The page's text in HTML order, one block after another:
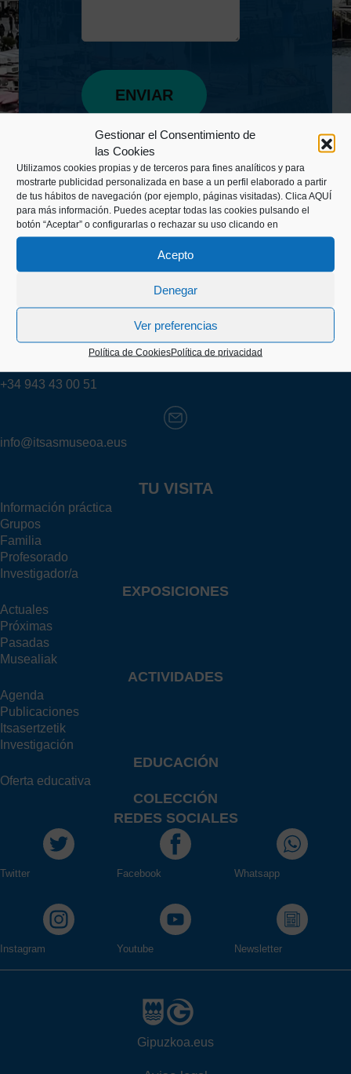
Gestionar el Consentimiento de
las Cookies
Utilizamos cookies propias y de terceros para fines analíticos y para
mostrarte publicidad personalizada en base a un perfil elaborado a partir
de tus hábitos de navegación (por ejemplo, páginas visitadas). Clica AQUÍ
para más información. Puedes aceptar todas las cookies pulsando el
botón “Aceptar” o configurarlas o rechazar su uso clicando en
Acepto
Denegar
Ver preferencias
Política de CookiesPolítica de privacidad
Kaiko pasealekua, 24
20003 Donostia (Gipuzkoa)
+34 943 43 00 51
info@itsasmuseoa.eus
TU VISITA
Información práctica
Grupos
Familia
Profesorado
Investigador/a
EXPOSICIONES
Actuales
Próximas
Pasadas
Musealiak
ACTIVIDADES
Agenda
Publicaciones
Itsasertzetik
Investigación
EDUCACIÓN
Oferta educativa
COLECCIÓN
REDES SOCIALES
Twitter Facebook Whatsapp
Instagram Youtube Newsletter
Gipuzkoa.eus